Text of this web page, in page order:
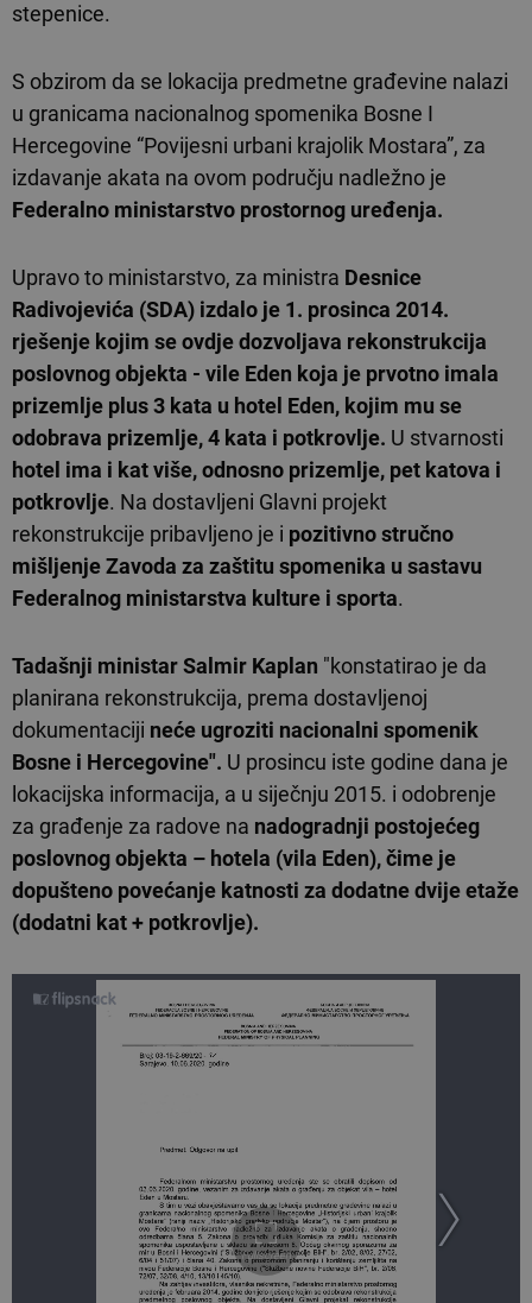
stepenice.
S obzirom da se lokacija predmetne građevine nalazi
u granicama nacionalnog spomenika Bosne I
Hercegovine “Povijesni urbani krajolik Mostara”, za
izdavanje akata na ovom području nadležno je
Federalno ministarstvo prostornog uređenja.
Upravo to ministarstvo, za ministra Desnice
Radivojevića (SDA) izdalo je 1. prosinca 2014.
rješenje kojim se ovdje dozvoljava rekonstrukcija
poslovnog objekta - vile Eden koja je prvotno imala
prizemlje plus 3 kata u hotel Eden, kojim mu se
odobrava prizemlje, 4 kata i potkrovlje. U stvarnosti
hotel ima i kat više, odnosno prizemlje, pet katova i
potkrovlje. Na dostavljeni Glavni projekt
rekonstrukcije pribavljeno je i pozitivno stručno
mišljenje Zavoda za zaštitu spomenika u sastavu
Federalnog ministarstva kulture i sporta.
Tadašnji ministar Salmir Kaplan "konstatirao je da
planirana rekonstrukcija, prema dostavljenoj
dokumentaciji neće ugroziti nacionalni spomenik
Bosne i Hercegovine". U prosincu iste godine dana je
lokacijska informacija, a u siječnju 2015. i odobrenje
za građenje za radove na nadogradnji postojećeg
poslovnog objekta – hotela (vila Eden), čime je
dopušteno povećanje katnosti za dodatne dvije etaže
(dodatni kat + potkrovlje).